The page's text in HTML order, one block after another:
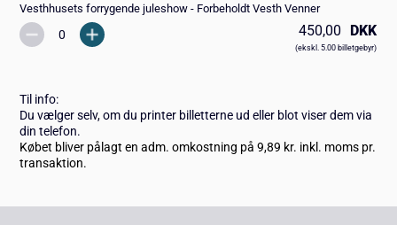
Vesthhusets forrygende juleshow - Forbeholdt Vesth Venner
450,00 DKK
(ekskl. 5.00 billetgebyr)
Til info:
Du vælger selv, om du printer billetterne ud eller blot viser dem via
din telefon.
Købet bliver pålagt en adm. omkostning på 9,89 kr. inkl. moms pr.
transaktion.